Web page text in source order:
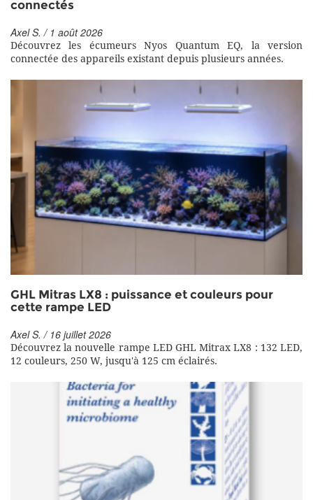
connectés
Axel S. / 1 août 2026
Découvrez les écumeurs Nyos Quantum EQ, la version
connectée des appareils existant depuis plusieurs années.
GHL Mitras LX8 : puissance et couleurs pour
cette rampe LED
Axel S. / 16 juillet 2026
Découvrez la nouvelle rampe LED GHL Mitrax LX8 : 132 LED,
12 couleurs, 250 W, jusqu'à 125 cm éclairés.